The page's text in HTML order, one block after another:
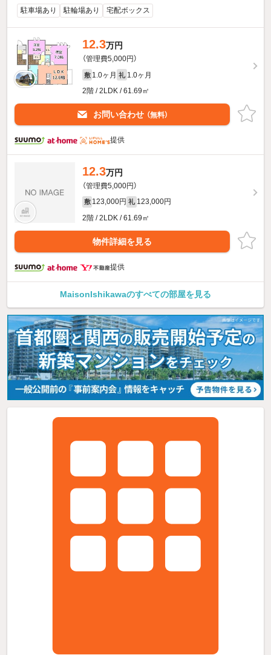
駐車場あり
駐輪場あり 宅配ボックス
12.3万円
（管理費5,000円）
敷 1.0ヶ月 礼 1.0ヶ月
2階 / 2LDK / 61.69㎡
お問い合わせ （無料）
提供
12.3万円
（管理費5,000円）
敷 123,000円 礼 123,000円
2階 / 2LDK / 61.69㎡
物件詳細を見る
提供
MaisonIshikawaのすべての部屋を見る